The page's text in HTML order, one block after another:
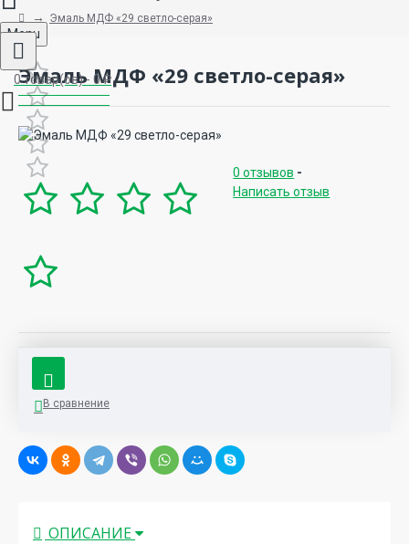
Menu
0 товар(ов) - 0 ₽
Эмаль МДФ «29 светло-серая»
Эмаль МДФ «29 светло-серая»
0 отзывов -
Написать отзыв
В сравнение
ОПИСАНИЕ